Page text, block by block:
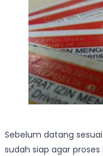
Sebelum datang
sudah siap agar